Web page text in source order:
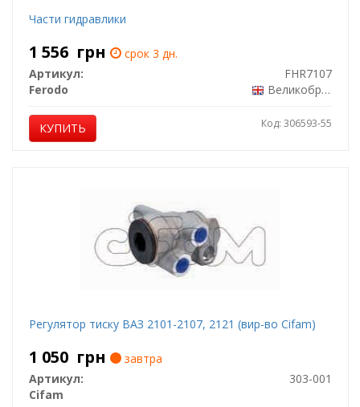
Части гидравлики
1 556 грн
срок 3 дн.
Артикул:
FHR7107
Ferodo
Великобритания
КУПИТЬ Код: 306593-55
Регулятор тиску ВАЗ 2101-2107, 2121 (вир-во Cifam)
1 050 грн
завтра
Артикул:
303-001
Cifam